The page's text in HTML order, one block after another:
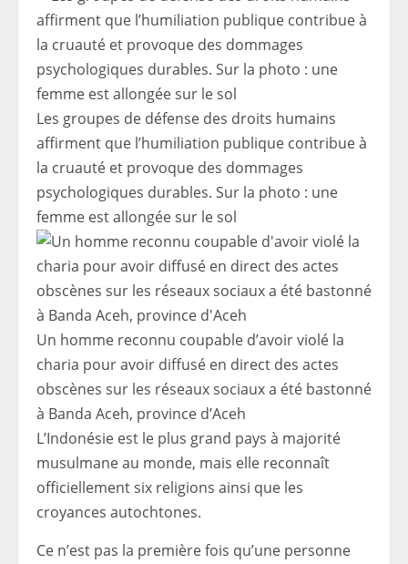
Les groupes de défense des droits humains
affirment que l’humiliation publique contribue à
la cruauté et provoque des dommages
psychologiques durables. Sur la photo : une
femme est allongée sur le sol
Un homme reconnu coupable d’avoir violé la
charia pour avoir diffusé en direct des actes
obscènes sur les réseaux sociaux a été bastonné
à Banda Aceh, province d’Aceh
L’Indonésie est le plus grand pays à majorité
musulmane au monde, mais elle reconnaît
officiellement six religions ainsi que les
croyances autochtones.
Ce n’est pas la première fois qu’une personne